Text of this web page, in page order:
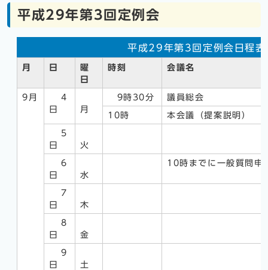
平成29年第3回定例会
平成29年第3回定例会日程表
月 日
曜
日
時刻 会議名
9月
4
日
月
9時30分 議員総会
10時 本会議（提案説明）
5
日
火
6
日
水
10時までに一般質問申
7
日
木
8
日
金
9
日
土